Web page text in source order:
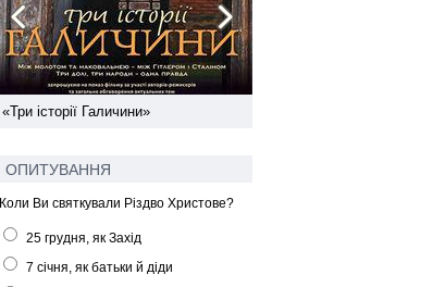
«Три історії Галичини»
ОПИТУВАННЯ
Коли Ви святкували Різдво Христове?
25 грудня, як Захід
7 січня, як батьки й діди